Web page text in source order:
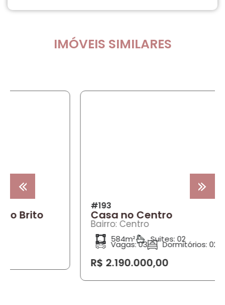
IMÓVEIS SIMILARES
Casa no Centro
Suites: 02
Dormitórios: 02
R$ 2.190.000,00